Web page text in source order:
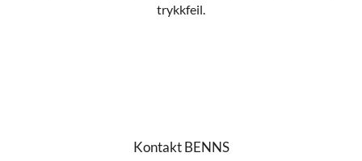
trykkfeil.
Kontakt BENNS